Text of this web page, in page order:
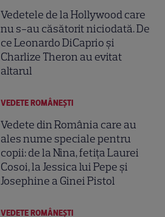
Vedetele de la Hollywood care
nu s-au căsătorit niciodată. De
ce Leonardo DiCaprio și
Charlize Theron au evitat
altarul
VEDETE ROMÂNEŞTI
Vedete din România care au
ales nume speciale pentru
copii: de la Nina, fetița Laurei
Cosoi, la Jessica lui Pepe și
Josephine a Ginei Pistol
VEDETE ROMÂNEŞTI